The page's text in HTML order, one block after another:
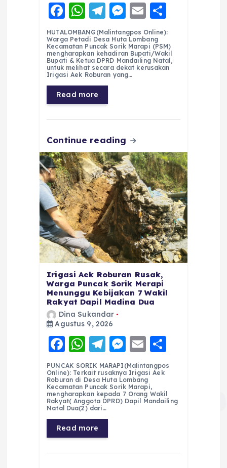
F
a
c
e
b
o
o
k
W
h
a
ts
A
p
p
T
el
e
g
r
a
m
M
e
ss
e
n
E
m
ai
l
h
a
re
HUTALOMBANG(Malintangpos Online):
Warga Petadi Desa Huta Lombang
Kecamatan Puncak Sorik Marapi (PSM)
mengharapkan kehadiran Bupati/Wakil
Bupati & Ketua DPRD Mandailing Natal,
untuk melihat secara dekat kerusakan
Irigasi Aek Roburan yang…
Read more
Continue reading
Irigasi Aek Roburan Rusak,
Warga Puncak Sorik Merapi
Menunggu Kebijakan 7 Wakil
Rakyat Dapil Madina Dua
Dina Sukandar
Agustus 9, 2026
F
a
c
e
b
o
o
k
W
h
a
ts
A
p
p
T
el
e
g
r
a
m
M
e
ss
e
n
E
m
ai
l
h
re
PUNCAK SORIK MARAPI(Malintangpos
Online): Terkait rusaknya Irigasi Aek
Roburan di Desa Huta Lombang
Kecamatan Puncak Sorik Marapi,
mengharapkan kepada 7 Orang Wakil
Rakyat( Anggota DPRD) Dapil Mandailing
Natal Dua(2) dari…
Read more